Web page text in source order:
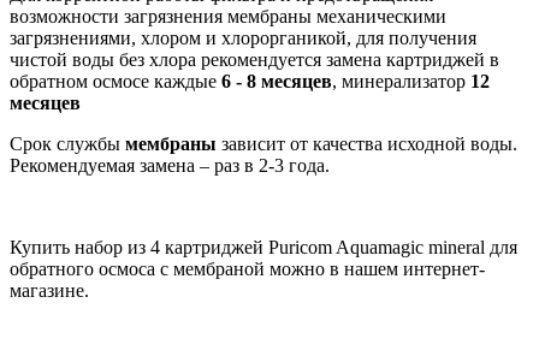
возможности загрязнения мембраны механическими
загрязнениями, хлором и хлорорганикой, для получения
чистой воды без хлора рекомендуется замена картриджей в
обратном осмосе каждые 6 - 8 месяцев, минерализатор 12
месяцев
Срок службы мембраны зависит от качества исходной воды.
Рекомендуемая замена – раз в 2-3 года.
Купить набор из 4 картриджей Puricom Aquamagic mineral для
обратного осмоса с мембраной можно в нашем интернет-
магазине.